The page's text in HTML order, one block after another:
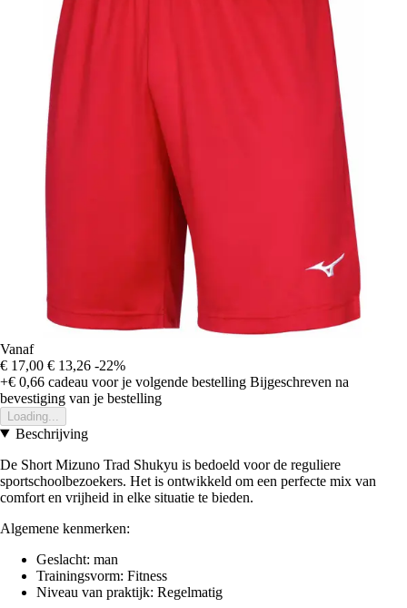
Vanaf
€ 17,00 € 13,26 -22%
+€ 0,66 cadeau voor je volgende bestelling Bijgeschreven na
bevestiging van je bestelling
Loading...
Beschrijving
De Short Mizuno Trad Shukyu is bedoeld voor de reguliere
sportschoolbezoekers. Het is ontwikkeld om een perfecte mix van
comfort en vrijheid in elke situatie te bieden.
Algemene kenmerken:
Geslacht: man
Trainingsvorm: Fitness
Niveau van praktijk: Regelmatig